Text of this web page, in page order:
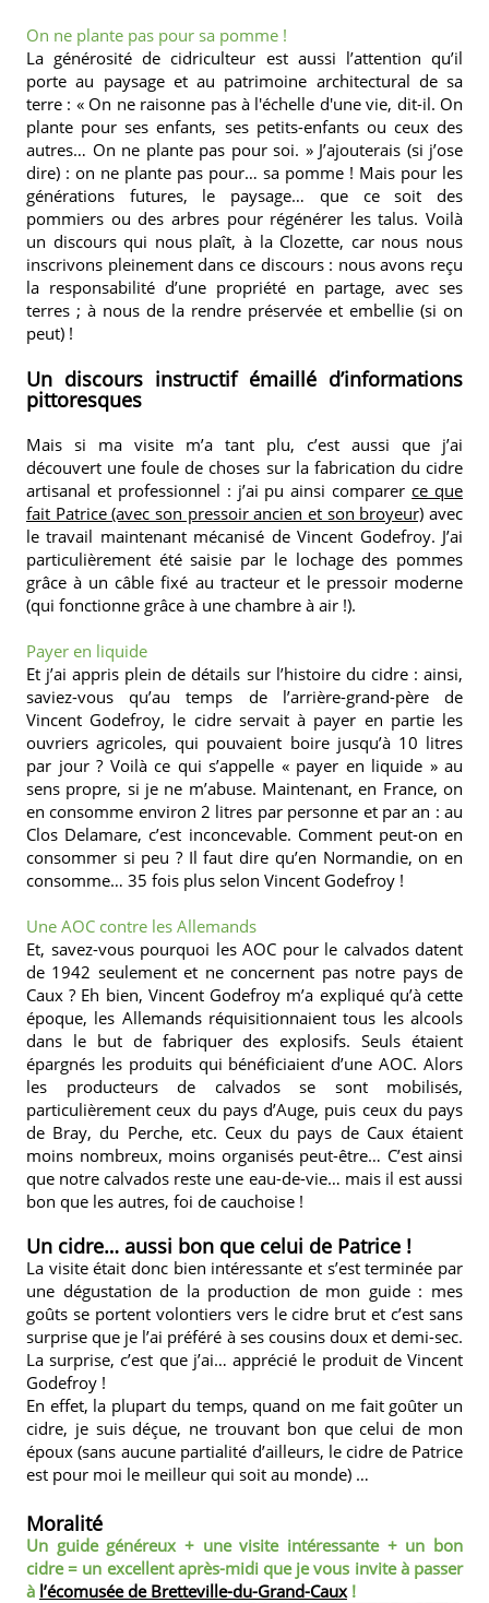
On ne plante pas pour sa pomme !
La générosité de cidriculteur est aussi l’attention qu’il
porte au paysage et au patrimoine architectural de sa
terre : « On ne raisonne pas à l'échelle d'une vie, dit-il. On
plante pour ses enfants, ses petits-enfants ou ceux des
autres… On ne plante pas pour soi. » J’ajouterais (si j’ose
dire) : on ne plante pas pour… sa pomme ! Mais pour les
générations futures, le paysage… que ce soit des
pommiers ou des arbres pour régénérer les talus. Voilà
un discours qui nous plaît, à la Clozette, car nous nous
inscrivons pleinement dans ce discours : nous avons reçu
la responsabilité d’une propriété en partage, avec ses
terres ; à nous de la rendre préservée et embellie (si on
peut) !
Un discours instructif émaillé d’informations
pittoresques
Mais si ma visite m’a tant plu, c’est aussi que j’ai
découvert une foule de choses sur la fabrication du cidre
artisanal et professionnel : j’ai pu ainsi comparer ce que
fait Patrice (avec son pressoir ancien et son broyeur) avec
le travail maintenant mécanisé de Vincent Godefroy. J’ai
particulièrement été saisie par le lochage des pommes
grâce à un câble fixé au tracteur et le pressoir moderne
(qui fonctionne grâce à une chambre à air !).
Payer en liquide
Et j’ai appris plein de détails sur l’histoire du cidre : ainsi,
saviez-vous qu’au temps de l’arrière-grand-père de
Vincent Godefroy, le cidre servait à payer en partie les
ouvriers agricoles, qui pouvaient boire jusqu’à 10 litres
par jour ? Voilà ce qui s’appelle « payer en liquide » au
sens propre, si je ne m’abuse. Maintenant, en France, on
en consomme environ 2 litres par personne et par an : au
Clos Delamare, c’est inconcevable. Comment peut-on en
consommer si peu ? Il faut dire qu’en Normandie, on en
consomme… 35 fois plus selon Vincent Godefroy !
Une AOC contre les Allemands
Et, savez-vous pourquoi les AOC pour le calvados datent
de 1942 seulement et ne concernent pas notre pays de
Caux ? Eh bien, Vincent Godefroy m’a expliqué qu’à cette
époque, les Allemands réquisitionnaient tous les alcools
dans le but de fabriquer des explosifs. Seuls étaient
épargnés les produits qui bénéficiaient d’une AOC. Alors
les producteurs de calvados se sont mobilisés,
particulièrement ceux du pays d’Auge, puis ceux du pays
de Bray, du Perche, etc. Ceux du pays de Caux étaient
moins nombreux, moins organisés peut-être… C’est ainsi
que notre calvados reste une eau-de-vie… mais il est aussi
bon que les autres, foi de cauchoise !
Un cidre… aussi bon que celui de Patrice !
La visite était donc bien intéressante et s’est terminée par
une dégustation de la production de mon guide : mes
goûts se portent volontiers vers le cidre brut et c’est sans
surprise que je l’ai préféré à ses cousins doux et demi-sec.
La surprise, c’est que j’ai… apprécié le produit de Vincent
Godefroy !
En effet, la plupart du temps, quand on me fait goûter un
cidre, je suis déçue, ne trouvant bon que celui de mon
époux (sans aucune partialité d’ailleurs, le cidre de Patrice
est pour moi le meilleur qui soit au monde) …
Moralité
Un guide généreux + une visite intéressante + un bon
cidre = un excellent après-midi que je vous invite à passer
à l’écomusée de Bretteville-du-Grand-Caux!